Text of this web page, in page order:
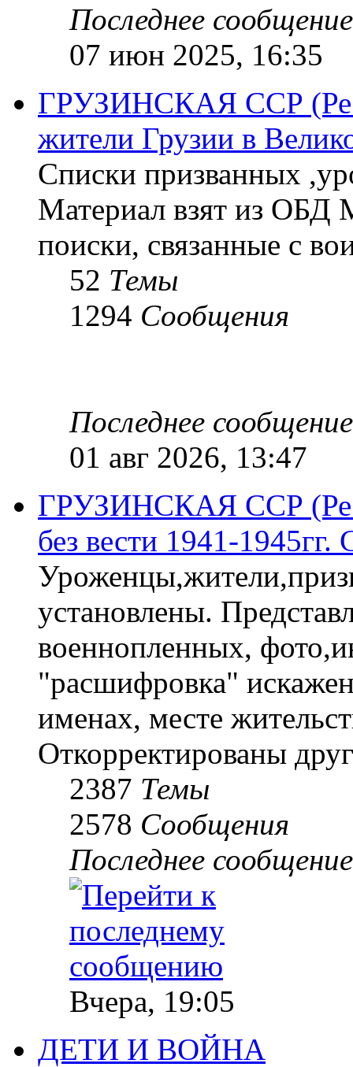
Последнее сообщение
07 июн 2025, 16:35
ГРУЗИНСКАЯ ССР
жители Грузии в
Списки призванных
Материал взят из ОБД
поиски, связанные с
52 Темы
1294 Сообщения
Последнее сообщение
01 авг 2026, 13:47
ГРУЗИНСКАЯ ССР
без вести 1941-
установлены.
военнопленных,
"расшифровка"
именах, месте
Откорректированы
2387 Темы
2578 Сообщения
Последнее сообщение
Вчера, 19:05
ДЕТИ И ВОЙНА